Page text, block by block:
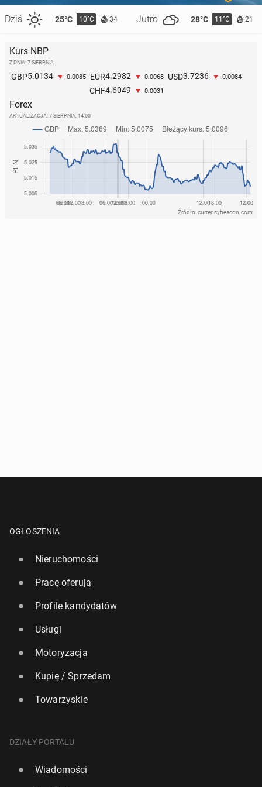
Dziś 25°C 10°C 34 Jutro 28°C 11°C 21
Kurs NBP
Z DNIA: 7 SIERPNIA
GBP5.0134 -0.0085 EUR4.2982 -0.0068 USD3.7236 -0.0084
CHF4.6049 -0.0031
Forex
AKTUALIZACJA: 7 SIERPNIA, 14:00
Źródło: currencybeacon.com
OGŁOSZENIA
Nieruchomości
Pracę oferują
Profile kandydatów
Usługi
Motoryzacja
Kupię / Sprzedam
Towarzyskie
DZIAŁY PORTALU
Wiadomości